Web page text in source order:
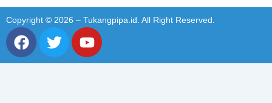
Copyright © 2026 – Tukangpipa.id. All Right Reserved.
F
a
c
T
w
i
Y
o
u